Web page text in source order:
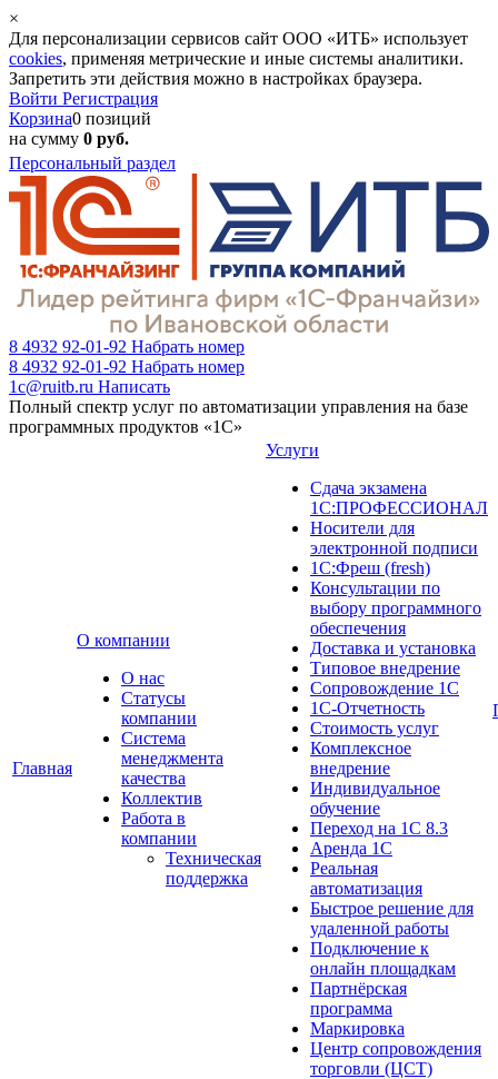
×
Для персонализации сервисов сайт ООО «ИТБ» использует
cookies, применяя метрические и иные системы аналитики.
Запретить эти действия можно в настройках браузера.
Войти Регистрация
Корзина0 позиций
на сумму 0 руб.
Персональный раздел
8 4932 92-01-92 Набрать номер
8 4932 92-01-92 Набрать номер
1c@ruitb.ru Написать
Полный спектр услуг по автоматизации управления на базе
программных продуктов «1С»
Главная
О компании
О нас
Cтатусы
компании
Система
менеджмента
качества
Коллектив
Работа в
компании
Техническая
поддержка
Услуги
Сдача экзамена
1С:ПРОФЕССИОНАЛ
Носители для
электронной подписи
1С:Фреш (fresh)
Консультации по
выбору программного
обеспечения
Доставка и установка
Типовое внедрение
Сопровождение 1С
1С-Отчетность
Стоимость услуг
Комплексное
внедрение
Индивидуальное
обучение
Переход на 1С 8.3
Аренда 1С
Реальная
автоматизация
Быстрое решение для
удаленной работы
Подключение к
онлайн площадкам
Партнёрская
программа
Маркировка
Центр сопровождения
торговли (ЦСТ)